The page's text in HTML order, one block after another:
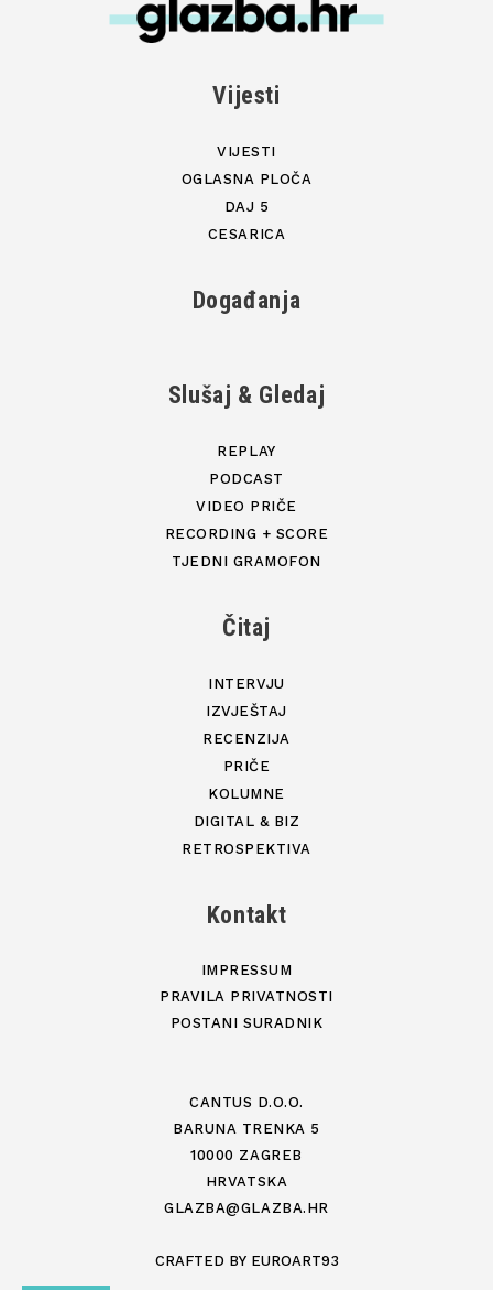
Vijesti
VIJESTI
OGLASNA PLOČA
DAJ 5
CESARICA
Događanja
Slušaj & Gledaj
REPLAY
PODCAST
VIDEO PRIČE
RECORDING + SCORE
TJEDNI GRAMOFON
Čitaj
INTERVJU
IZVJEŠTAJ
RECENZIJA
PRIČE
KOLUMNE
DIGITAL & BIZ
RETROSPEKTIVA
Kontakt
IMPRESSUM
PRAVILA PRIVATNOSTI
POSTANI SURADNIK
CANTUS D.O.O.
BARUNA TRENKA 5
10000 ZAGREB
HRVATSKA
GLAZBA@GLAZBA.HR
CRAFTED BY EUROART93